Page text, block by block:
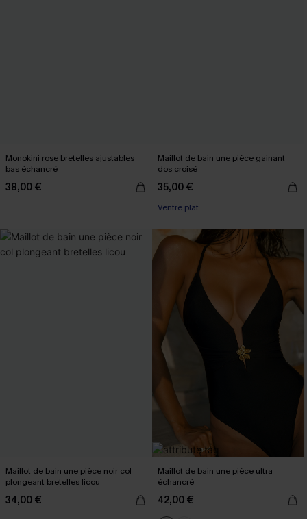
Monokini rose bretelles ajustables
bas échancré
38,00 €
Maillot de bain une pièce gainant
dos croisé
35,00 €
Ventre plat
Maillot de bain une pièce noir col
plongeant bretelles licou
34,00 €
Maillot de bain une pièce ultra
échancré
42,00 €